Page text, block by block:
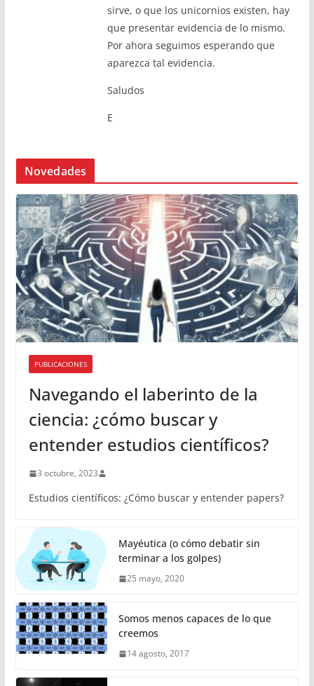
sirve, o que los unicornios existen, hay
que presentar evidencia de lo mismo.
Por ahora seguimos esperando que
aparezca tal evidencia.
Saludos
E
Novedades
PUBLICACIONES
Navegando el laberinto de la
ciencia: ¿cómo buscar y
entender estudios científicos?
3 octubre, 2023
Estudios científicos: ¿Cómo buscar y entender papers?
Mayéutica (o cómo debatir sin
terminar a los golpes)
25 mayo, 2020
Somos menos capaces de lo que
creemos
14 agosto, 2017